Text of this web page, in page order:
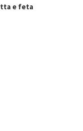
e feta